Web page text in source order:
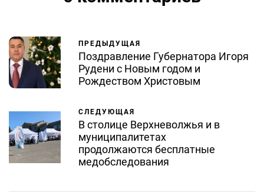
ПРЕДЫДУЩАЯ
Поздравление Губернатора Игоря
Рудени с Новым годом и
Рождеством Христовым
СЛЕДУЮЩАЯ
В столице Верхневолжья и в
муниципалитетах
продолжаются бесплатные
медобследования